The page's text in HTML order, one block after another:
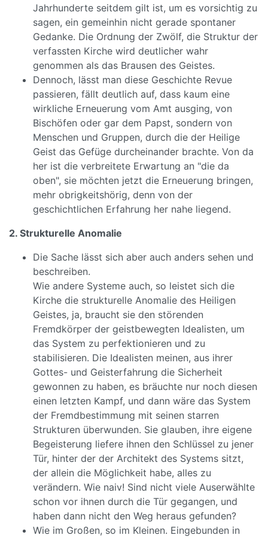
Jahrhunderte seitdem gilt ist, um es vorsichtig zu
sagen, ein gemeinhin nicht gerade spontaner
Gedanke. Die Ordnung der Zwölf, die Struktur der
verfassten Kirche wird deutlicher wahr
genommen als das Brausen des Geistes.
Dennoch, lässt man diese Geschichte Revue
passieren, fällt deutlich auf, dass kaum eine
wirkliche Erneuerung vom Amt ausging, von
Bischöfen oder gar dem Papst, sondern von
Menschen und Gruppen, durch die der Heilige
Geist das Gefüge durcheinander brachte. Von da
her ist die verbreitete Erwartung an "die da
oben", sie möchten jetzt die Erneuerung bringen,
mehr obrigkeitshörig, denn von der
geschichtlichen Erfahrung her nahe liegend.
2. Strukturelle Anomalie
Die Sache lässt sich aber auch anders sehen und
beschreiben.
Wie andere Systeme auch, so leistet sich die
Kirche die strukturelle Anomalie des Heiligen
Geistes, ja, braucht sie den störenden
Fremdkörper der geistbewegten Idealisten, um
das System zu perfektionieren und zu
stabilisieren. Die Idealisten meinen, aus ihrer
Gottes- und Geisterfahrung die Sicherheit
gewonnen zu haben, es bräuchte nur noch diesen
einen letzten Kampf, und dann wäre das System
der Fremdbestimmung mit seinen starren
Strukturen überwunden. Sie glauben, ihre eigene
Begeisterung liefere ihnen den Schlüssel zu jener
Tür, hinter der der Architekt des Systems sitzt,
der allein die Möglichkeit habe, alles zu
verändern. Wie naiv! Sind nicht viele Auserwählte
schon vor ihnen durch die Tür gegangen, und
haben dann nicht den Weg heraus gefunden?
Wie im Großen, so im Kleinen. Eingebunden in